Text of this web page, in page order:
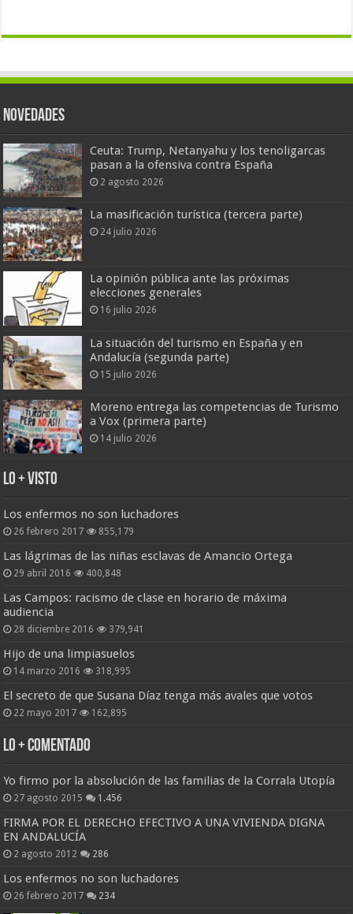
Novedades
Ceuta: Trump, Netanyahu y los tenoligarcas
pasan a la ofensiva contra España
2 agosto 2026
La masificación turística (tercera parte)
24 julio 2026
La opinión pública ante las próximas
elecciones generales
16 julio 2026
La situación del turismo en España y en
Andalucía (segunda parte)
15 julio 2026
Moreno entrega las competencias de Turismo
a Vox (primera parte)
14 julio 2026
Lo + Visto
Los enfermos no son luchadores
26 febrero 2017 855,179
Las lágrimas de las niñas esclavas de Amancio Ortega
29 abril 2016 400,848
Las Campos: racismo de clase en horario de máxima
audiencia
28 diciembre 2016 379,941
Hijo de una limpiasuelos
14 marzo 2016 318,995
El secreto de que Susana Díaz tenga más avales que votos
22 mayo 2017 162,895
Lo + Comentado
Yo firmo por la absolución de las familias de la Corrala Utopía
27 agosto 2015 1.456
FIRMA POR EL DERECHO EFECTIVO A UNA VIVIENDA DIGNA
EN ANDALUCÍA
2 agosto 2012 286
Los enfermos no son luchadores
26 febrero 2017 234